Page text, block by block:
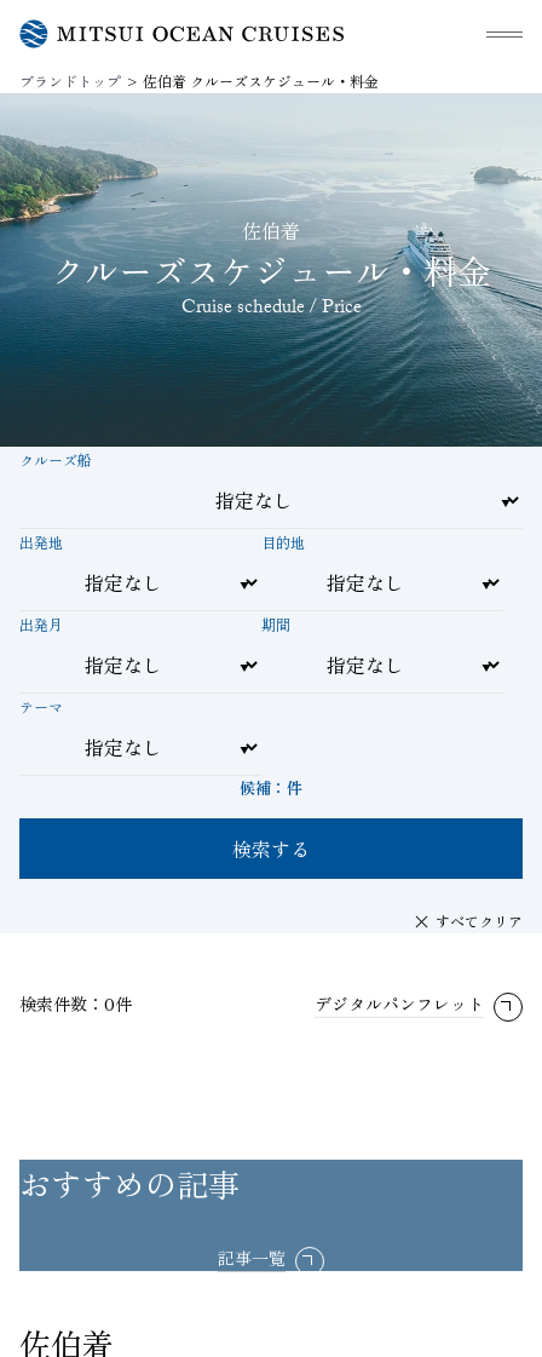
メニュ
ブランドトップ 佐伯着 クルーズスケジュール・料金
佐伯着
クルーズスケジュール・料金
Cruise schedule / Price
クルーズ船
出発地 目的地
出発月 期間
テーマ
候補： 件
検索する
すべてクリア
検索件数：0件 デジタルパンフレット
おすすめの記事
記事一覧
佐伯着